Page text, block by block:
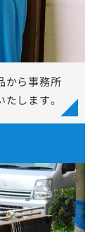
から事務所
します。